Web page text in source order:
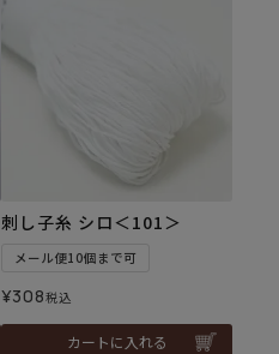
刺し子糸 シロ＜101＞
メール便10個まで可
¥308税込
カートに入れる